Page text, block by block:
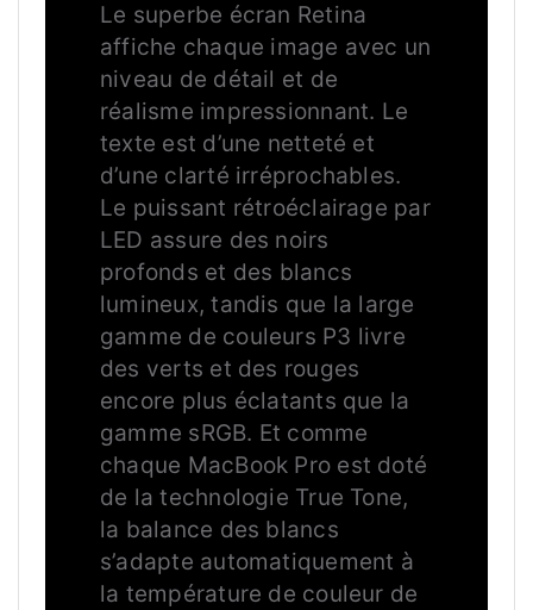
Le superbe écran Retina
affiche chaque image avec un
niveau de détail et de
réalisme impressionnant. Le
texte est d’une netteté et
d’une clarté irréprochables.
Le puissant rétroéclairage par
LED assure des noirs
profonds et des blancs
lumineux, tandis que la large
gamme de couleurs P3 livre
des verts et des rouges
encore plus éclatants que la
gamme sRGB. Et comme
chaque MacBook Pro est doté
de la technologie True Tone,
la balance des blancs
s’adapte automatiquement à
la température de couleur de